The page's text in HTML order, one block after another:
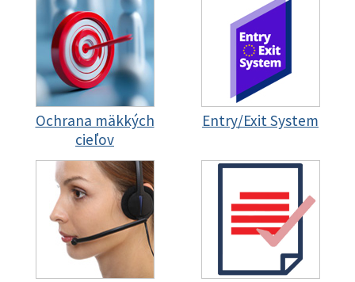
Ochrana mäkkých
cieľov
Entry/Exit System